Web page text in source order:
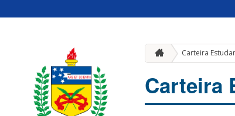
Carteira
Carteira